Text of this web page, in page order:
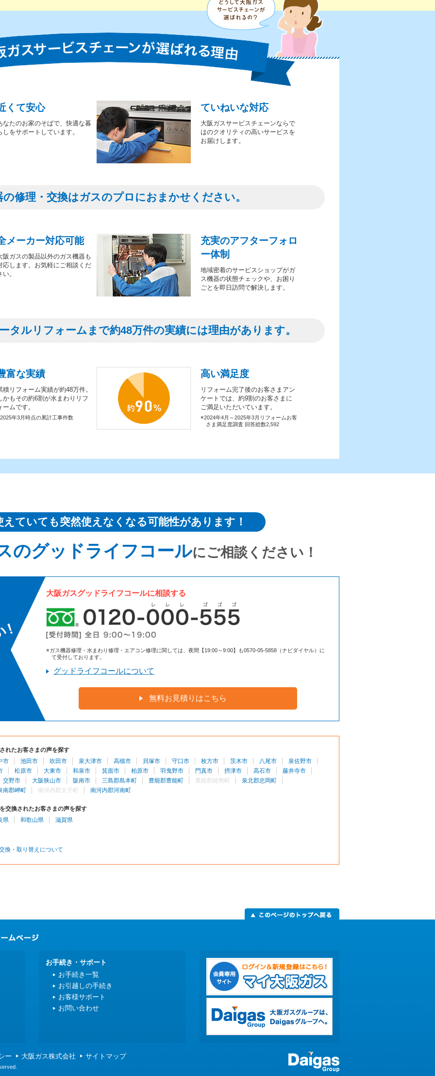
くて安心
なたのお家のそばで、快適な暮
しをサポートしています。
ていねいな対応
大阪ガスサービスチェーンならで
はのクオリティの高いサービスを
お届けします。
の修理・交換はガスのプロにおまかせください。
メーカー対応可能
阪ガスの製品以外のガス機器も
応します。お気軽にご相談くだ
い。
充実のアフターフォロ
ー体制
地域密着のサービスショップがガ
ス機器の状態チェックや、お困り
ごとを即日訪問で解決します。
タルリフォームまで約48万件の実績には理由があります。
富な実績
積リフォーム実績が約48万件。
かもその約6割が水まわりリフ
ームです。
年3月時点の累計工事件数
高い満足度
リフォーム完了後のお客さまアン
ケートでは、約9割のお客さまに
ご満足いただいています。
※2024年4月～2025年3月リフォームお客
さま満足度調査 回答総数2,592
えていても突然使えなくなる可能性があります！
のグッドライフコールにご相談ください！
大阪ガスグッドライフコールに相談する
※ガス機器修理・水まわり修理・エアコン修理に関しては、夜間【19:00～9:00】も0570-05-5858（ナビダイヤル）に
て受付しております。
グッドライフコールについて
無料お見積りはこちら
れたお客さまの声を探す
市
池田市 吹田市 泉大津市 高槻市 貝塚市 守口市 枚方市 茨木市 八尾市
泉佐野市
松原市 大東市 和泉市 箕面市 柏原市 羽曳野市 門真市 摂津市 高石市
藤井寺市
交野市
大阪狭山市 阪南市 三島郡島本町 豊能郡豊能町 豊能郡能勢町
泉北郡忠岡町
南郡岬町
南河内郡太子町 南河内郡河南町
交換されたお客さまの声を探す
県
和歌山県 滋賀県
換・取り替えについて
お手続き・サポート
お手続き一覧
お引越しの手続き
お客様サポート
お問い合わせ
ー 大阪ガス株式会社 サイトマップ